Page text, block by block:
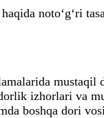
noto‘g‘ri
izhorlari va
boshqa dori